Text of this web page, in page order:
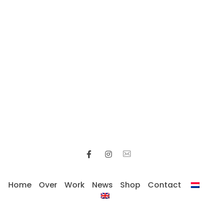
Home Over Work News Shop Contact